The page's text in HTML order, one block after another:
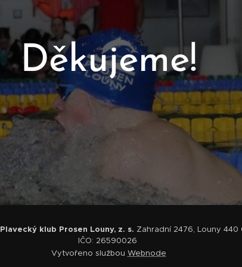
Děkujeme!
Plavecký klub Prosen Louny, z. s. Zahradní 2476, Louny 440
IČO: 26590026
Vytvořeno službou Webnode